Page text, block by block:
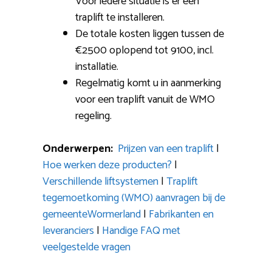
traplift te installeren.
De totale kosten liggen tussen de
€2500 oplopend tot 9100, incl.
installatie.
Regelmatig komt u in aanmerking
voor een traplift vanuit de WMO
regeling.
Onderwerpen: Prijzen van een traplift|
Hoe werken deze producten? |
Verschillende liftsystemen|Traplift
tegemoetkoming (WMO) aanvragen bij de
gemeenteWormerland| Fabrikanten en
leveranciers | Handige FAQ met
veelgestelde vragen